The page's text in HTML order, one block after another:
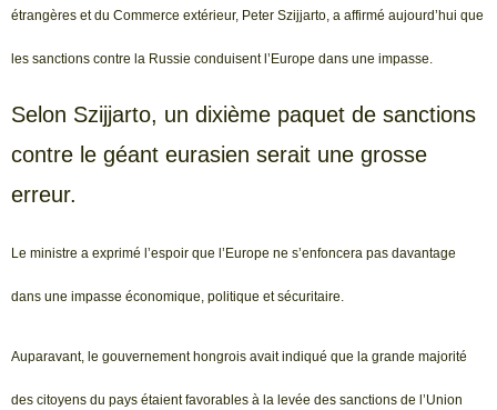
étrangères et du Commerce extérieur, Peter Szijjarto, a affirmé aujourd’hui que
les sanctions contre la Russie conduisent l’Europe dans une impasse.
Selon Szijjarto, un dixième paquet de sanctions
contre le géant eurasien serait une grosse
erreur.
Le ministre a exprimé l’espoir que l’Europe ne s’enfoncera pas davantage
dans une impasse économique, politique et sécuritaire.
Auparavant, le gouvernement hongrois avait indiqué que la grande majorité
des citoyens du pays étaient favorables à la levée des sanctions de l’Union